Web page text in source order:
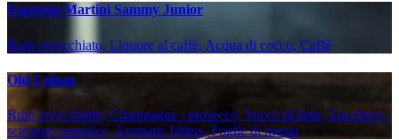
Espresso Martini Sammy Junior
Rum invecchiato, Liquore al caffè, Acqua di cocco, Caffè
Old Cuban
Rum invecchiato, Champagne / prosecco, Succo di lime, Zucchero /
sciroppo semplice, Aromatic bitters, Foglie di menta